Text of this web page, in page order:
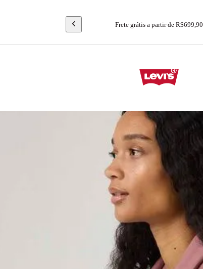
Frete grátis a partir de R$699,90